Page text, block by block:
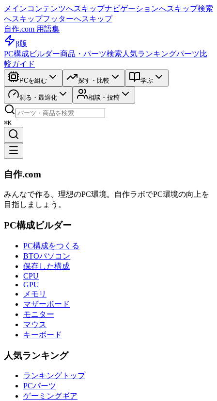
メインコンテンツへスキップナビゲーションへスキップ検索
へスキップフッターへスキップ
自作.com 用語集
β版
PC構成ビルダー商品・パーツ検索 人気ランキングパーツ比
較ガイド
PCを組む 探す・比較 学ぶ
測る・最適化 相談・投稿
⌘K
自作.com
みんなで作る、理想のPC環境。 自作ラボでPC環境の向上を
目指しましょう。
PC構成ビルダー
PC構成をつくる
BTOパソコン
保存した構成
CPU
GPU
メモリ
マザーボード
モニター
マウス
キーボード
人気ランキング
ランキングトップ
PCパーツ
ゲーミングギア